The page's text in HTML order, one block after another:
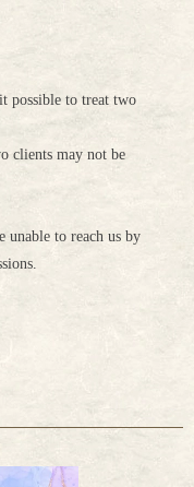
possible to treat two
clients may not be
unable to reach us by